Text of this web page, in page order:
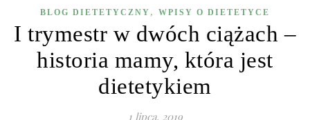
BLOG DIETETYCZNY , WPISY O DIETETYCE
I trymestr w dwóch ciążach –
historia mamy, która jest
dietetykiem
1 lipca, 2019